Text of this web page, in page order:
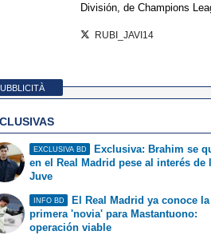
División, de Champions
RUBI_JAVI14
EXCLUSIVA BD
Exclusiva: Brahim se
en el Real Madrid pese al interés de
Juve
INFO BD
El Real Madrid ya conoce la
primera 'novia' para Mastantuono:
operación viable